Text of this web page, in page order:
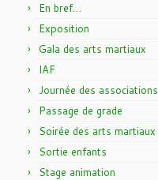
En bref…
Exposition
Gala des arts martiaux
IAF
Journée des associations
Passage de grade
Soirée des arts martiaux
Sortie enfants
Stage animation